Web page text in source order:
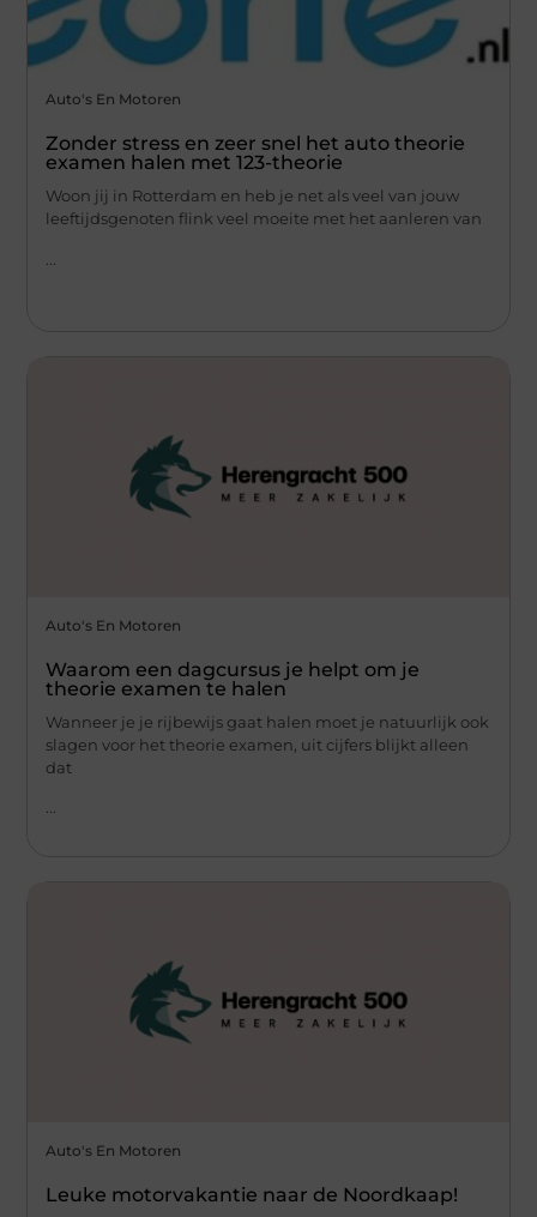
Auto's En Motoren
Zonder stress en zeer snel het auto theorie
examen halen met 123-theorie
Woon jij in Rotterdam en heb je net als veel van jouw
leeftijdsgenoten flink veel moeite met het aanleren van
Auto's En Motoren
Waarom een dagcursus je helpt om je
theorie examen te halen
Wanneer je je rijbewijs gaat halen moet je natuurlijk ook
slagen voor het theorie examen, uit cijfers blijkt alleen
dat
Auto's En Motoren
Leuke motorvakantie naar de Noordkaap!